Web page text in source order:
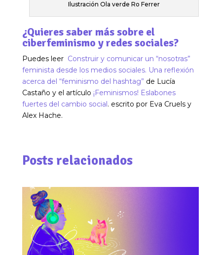
Ilustración Ola verde Ro Ferrer
¿Quieres saber más sobre el
ciberfeminismo y redes sociales?
Puedes leer Construir y comunicar un “nosotras”
feminista desde los medios sociales. Una reflexión
acerca del “feminismo del hashtag” de Lucía
Castaño y el artículo ¡Feminismos! Eslabones
fuertes del cambio social . escrito por Eva Cruels y
Alex Hache.
Posts relacionados